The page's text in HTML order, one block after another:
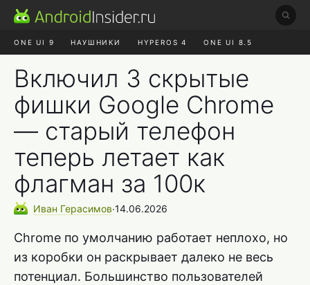
ONE UI 9 НАУШНИКИ HYPEROS 4 ONE UI 8.5
Включил 3 скрытые
фишки Google Chrome
— старый телефон
теперь летает как
флагман за 100к
Иван Герасимов∙14.06.2026
Chrome по умолчанию работает неплохо, но
из коробки он раскрывает далеко не весь
потенциал. Большинство пользователей